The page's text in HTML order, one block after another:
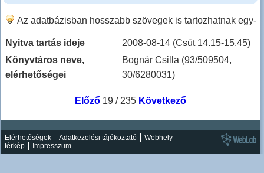
Az adatbázisban hosszabb szövegek is tartozhatnak egy-
Nyitva tartás ideje
2008-08-14 (Csüt 14.15-15.45)
Könyvtáros neve,
elérhetőségei
Bognár Csilla (93/509504,
30/6280031)
Előző19 / 235 Következő
Elérhetőségek Adatkezelési tájékoztató
Webhely
térkép
Impresszum